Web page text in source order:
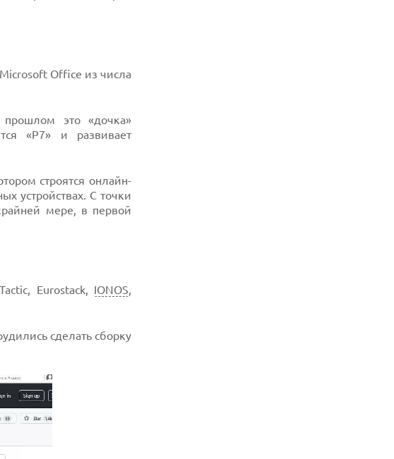
Office из числа
прошлом это «дочка»
«Р7» и развивает
строятся онлайн-
устройствах. С точки
мере, в первой
Eurostack, IONOS,
сделать сборку